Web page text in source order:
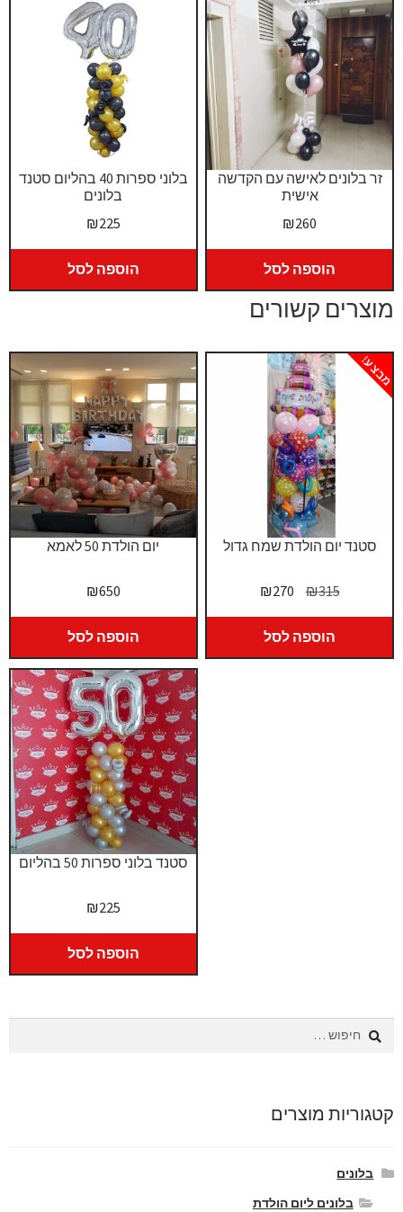
בלוני ספרות 40 בהליום סטנד
בלונים
₪225
הוספה לסל
זר בלונים לאישה עם הקדשה
אישית
₪260
הוספה לסל
מוצרים קשורים
יום הולדת 50 לאמא
₪650
הוספה לסל
סטנד יום הולדת שמח גדול
מבצע!
₪315
המחיר
היה:
₪315.
₪270
₪270.
הוספה לסל
סטנד בלוני ספרות 50 בהליום
₪225
הוספה לסל
חיפוש:
קטגוריות מוצרים
בלונים
בלונים ליום הולדת